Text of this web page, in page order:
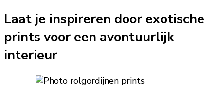
Laat je inspireren door exotische
prints voor een avontuurlijk
interieur